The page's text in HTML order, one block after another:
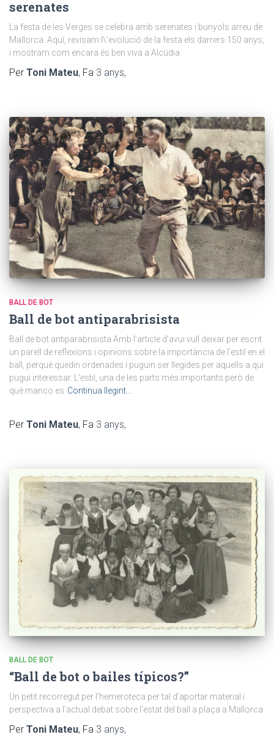
serenates
La festa de les Verges se celebra amb serenates i bunyols arreu de
Mallorca. Aquí, revisam l\’evolució de la festa els darrers 150 anys,
i mostram com encara és ben viva a Alcúdia.
Per Toni Mateu, Fa 3 anys,
BALL DE BOT
Ball de bot antiparabrisista
Ball de bot antiparabrisista Amb l’article d’avui vull deixar per escrit
un parell de reflexions i opinions sobre la importància de l’estil en el
ball, perquè quedin ordenades i puguin ser llegides per aquells a qui
pugui interessar. L’estil, una de les parts més importants però de
què manco es Continua llegint…
Per Toni Mateu, Fa 3 anys,
BALL DE BOT
“Ball de bot o bailes típicos?”
Un petit recorregut per l’hemeroteca per tal d’aportar material i
perspectiva a l’actual debat sobre l’estat del ball a plaça a Mallorca
Per Toni Mateu, Fa 3 anys,